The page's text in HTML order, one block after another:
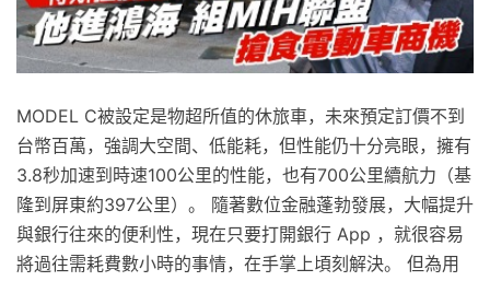
MODEL C被設定是物超所值的休旅車，未來預定訂價不到
台幣百萬，強調大空間、低能耗，但性能仍十分亮眼，擁有
3.8秒加速到時速100公里的性能，也有700公里續航力（基
隆到屏東約397公里）。 隨著數位金融蓬勃發展，大幅提升
與銀行往來的便利性，現在只要打開銀行 App ，就很容易
將過往需耗費數小時的事情，在手掌上頃刻解決。 但為用